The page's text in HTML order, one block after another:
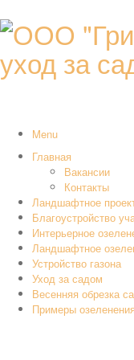
уход за
Menu
Главная
Вакансии
Контакты
Ландшафтное
Благоустройство
Интерьерное
Ландшафтное
Устройство газона
Уход за садом
Весенняя обрезка
Примеры озеленения